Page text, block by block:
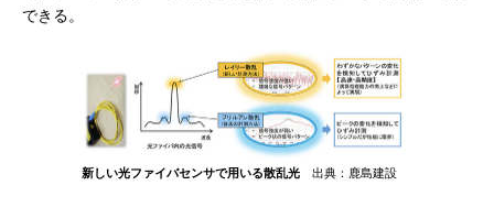
できる。
新しい光ファイバセンサで用いる散乱光 出典：鹿島建設